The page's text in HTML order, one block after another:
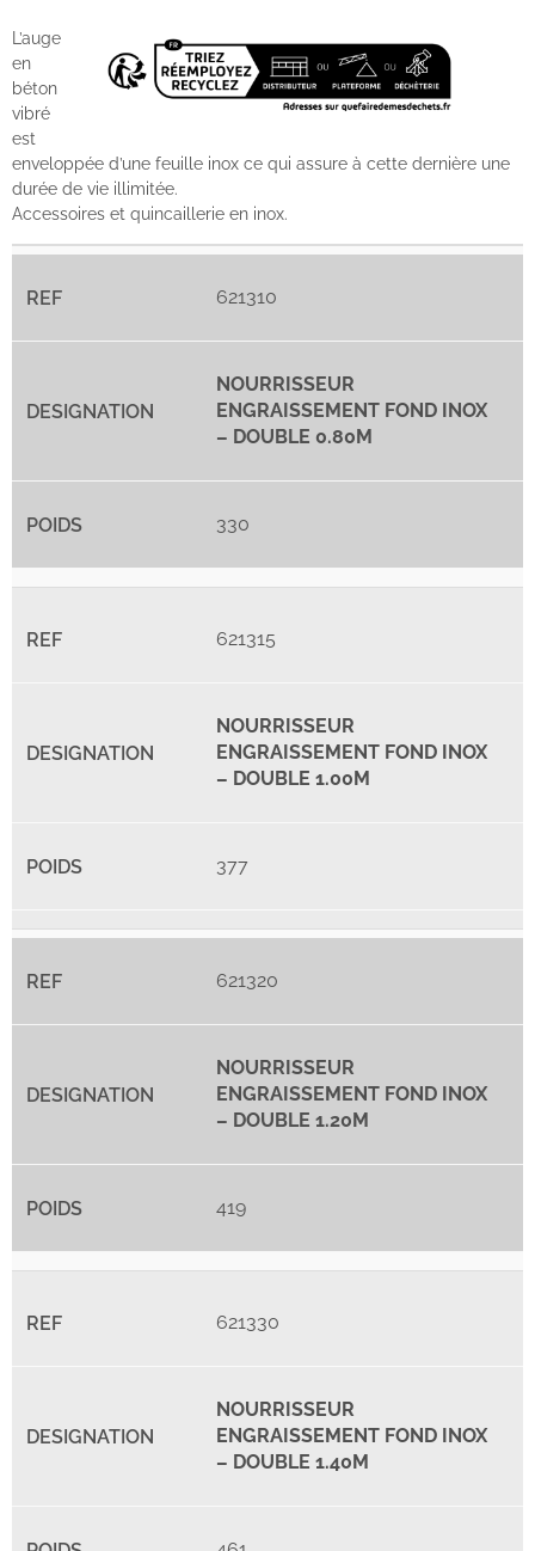
L’auge
en
béton
vibré
est
enveloppée d’une feuille inox ce qui assure à cette dernière une
durée de vie illimitée.
Accessoires et quincaillerie en inox.
621310
NOURRISSEUR
ENGRAISSEMENT FOND INOX
– DOUBLE 0.80M
330
621315
NOURRISSEUR
ENGRAISSEMENT FOND INOX
– DOUBLE 1.00M
377
621320
NOURRISSEUR
ENGRAISSEMENT FOND INOX
– DOUBLE 1.20M
419
621330
NOURRISSEUR
ENGRAISSEMENT FOND INOX
– DOUBLE 1.40M